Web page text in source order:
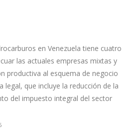
en Venezuela tiene cuatro
las actuales empresas mixtas y
productiva al esquema de negocio
legal, que incluye la reducción de la
del impuesto integral del sector